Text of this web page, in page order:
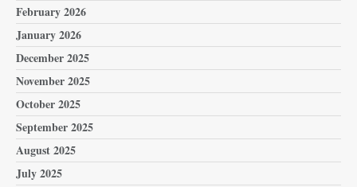
February 2026
January 2026
December 2025
November 2025
October 2025
September 2025
August 2025
July 2025